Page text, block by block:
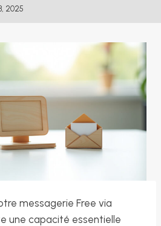
2025
messagerie Free via
une capacité essentielle